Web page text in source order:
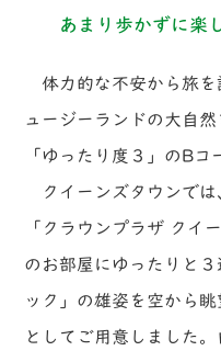
あまり歩かずに楽
体力的な不安から旅
ュージーランドの大自
「ゆったり度３」のBコ
クイーンズタウンで
「クラウンプラザ クイ
のお部屋にゆったりと
ック」の雄姿を空から
としてご用意しました